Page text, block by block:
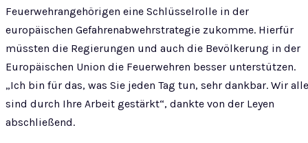
Feuerwehrangehörigen eine Schlüsselrolle in der
europäischen Gefahrenabwehrstrategie zukomme. Hierfür
müssten die Regierungen und auch die Bevölkerung in der
Europäischen Union die Feuerwehren besser unterstützen.
„Ich bin für das, was Sie jeden Tag tun, sehr dankbar. Wir alle
sind durch Ihre Arbeit gestärkt“, dankte von der Leyen
abschließend.